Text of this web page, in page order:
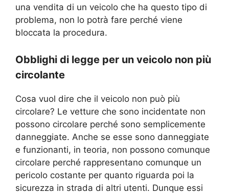
una vendita di un veicolo che ha questo tipo di
problema, non lo potrà fare perché viene
bloccata la procedura.
Obblighi di legge per un veicolo non più
circolante
Cosa vuol dire che il veicolo non può più
circolare? Le vetture che sono incidentate non
possono circolare perché sono semplicemente
danneggiate. Anche se esse sono danneggiate
e funzionanti, in teoria, non possono comunque
circolare perché rappresentano comunque un
pericolo costante per quanto riguarda poi la
sicurezza in strada di altri utenti. Dunque essi